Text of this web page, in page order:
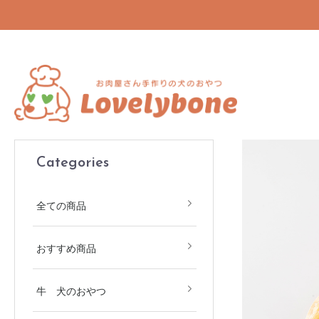
Categories
全ての商品
おすすめ商品
牛 犬のおやつ